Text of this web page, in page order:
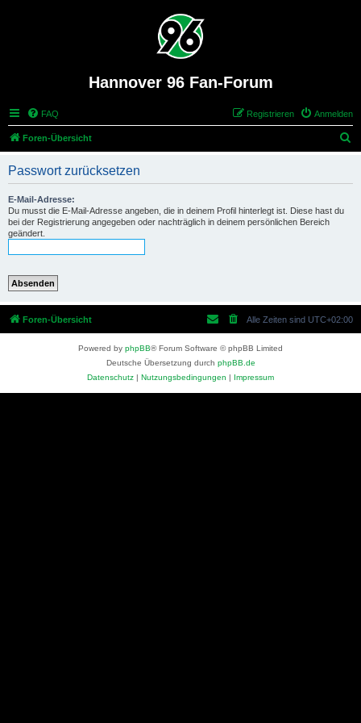
Hannover 96 Fan-Forum
FAQ Anmelden
Registrieren
Foren-Übersicht
Passwort zurücksetzen
E-Mail-Adresse:
Du musst die E-Mail-Adresse angeben, die in deinem Profil hinterlegt ist. Diese hast du
bei der Registrierung angegeben oder nachträglich in deinem persönlichen Bereich
geändert.
Foren-Übersicht Alle Zeiten sind UTC+02:00
Powered by phpBB® Forum Software © phpBB Limited
Deutsche Übersetzung durch phpBB.de
Datenschutz | Nutzungsbedingungen | Impressum